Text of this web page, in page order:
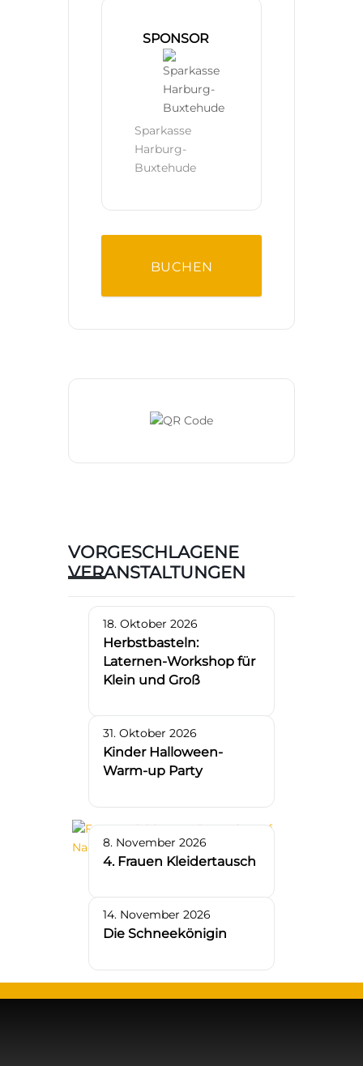
SPONSOR
Sparkasse
Harburg-
Buxtehude
BUCHEN
VORGESCHLAGENE
VERANSTALTUNGEN
18. Oktober 2026
Herbstbasteln:
Laternen-Workshop für
Klein und Groß
31. Oktober 2026
Kinder Halloween-
Warm-up Party
8. November 2026
4. Frauen Kleidertausch
14. November 2026
Die Schneekönigin